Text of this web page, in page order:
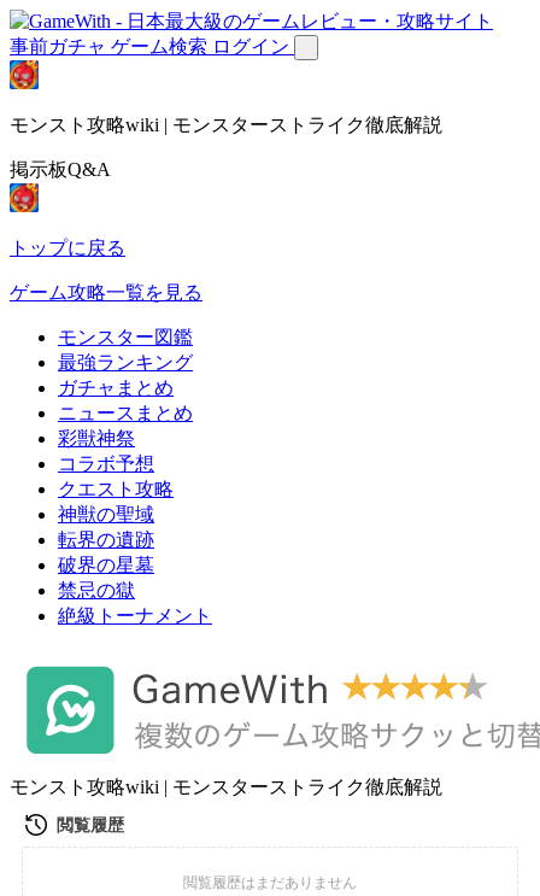
事前ガチャ ゲーム検索 ログイン
モンスト攻略wiki | モンスターストライク徹底解説
掲示板Q&A
トップに戻る
ゲーム攻略一覧を見る
モンスター図鑑
最強ランキング
ガチャまとめ
ニュースまとめ
彩獣神祭
コラボ予想
クエスト攻略
神獣の聖域
転界の遺跡
破界の星墓
禁忌の獄
絶級トーナメント
モンスト攻略wiki | モンスターストライク徹底解説